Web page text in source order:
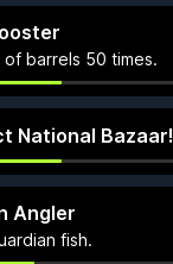
barrels 50 times.
National Bazaar!
Angler
fish.